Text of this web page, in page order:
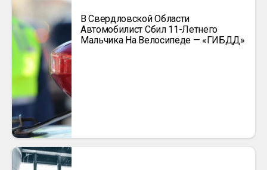
В Свердловской Области
Автомобилист Сбил 11-Летнего
Мальчика На Велосипеде — «ГИБДД»